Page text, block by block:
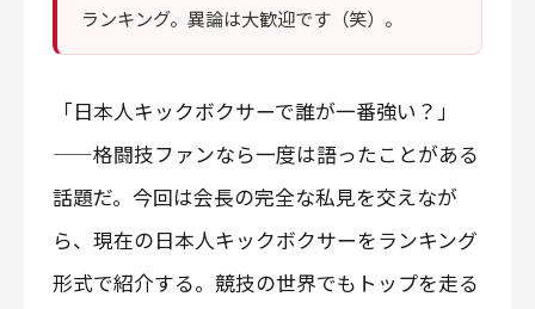
ランキング。異論は大歓迎です（笑）。
「日本人キックボクサーで誰が一番強い？」
——格闘技ファンなら一度は語ったことがある
話題だ。今回は会長の完全な私見を交えなが
ら、現在の日本人キックボクサーをランキング
形式で紹介する。競技の世界でもトップを走る